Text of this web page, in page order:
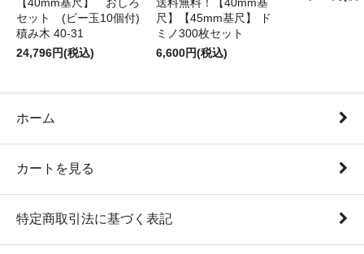
【40mm基尺】 おしろ
セット (ビー玉10個付)
積み木 40-31
24,796円(税込)
送料無料！【40mm基
尺】【45mm基尺】 ド
ミノ300枚セット
6,600円(税込)
ホーム
カートを見る
特定商取引法に基づく表記